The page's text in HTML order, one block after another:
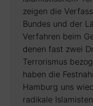
zeigen die
Bundes und der
Verfahren beim
denen fast zwei
Terrorismus
haben die
Hamburg uns
radikale